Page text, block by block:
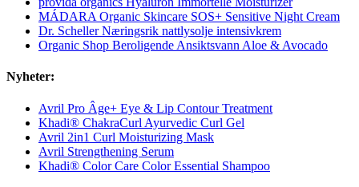
MÁDARA Organic Skincare SOS+ Sensitive Night Cream
Dr. Scheller Næringsrik nattlysolje intensivkrem
Organic Shop Beroligende Ansiktsvann Aloe & Avocado
Nyheter:
Avril Pro Âge+ Eye & Lip Contour Treatment
Khadi® ChakraCurl Ayurvedic Curl Gel
Avril 2in1 Curl Moisturizing Mask
Avril Strengthening Serum
Khadi® Color Care Color Essential Shampoo